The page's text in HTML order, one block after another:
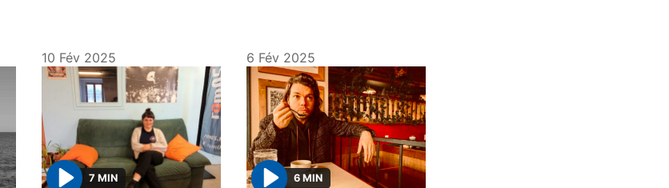
10 Fév 2025
7 MIN
6 Fév 2025
6 MIN